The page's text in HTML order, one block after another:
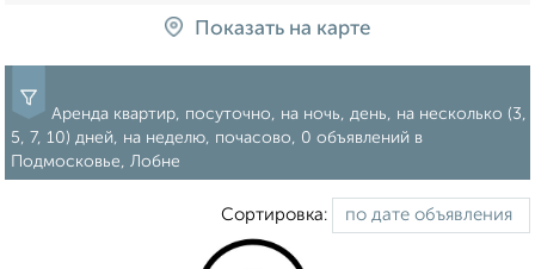
Показать на карте
Аренда квартир, посуточно, на ночь, день, на несколько (3,
5, 7, 10) дней, на неделю, почасово, 0 объявлений в
Подмосковье, Лобне
Сортировка: